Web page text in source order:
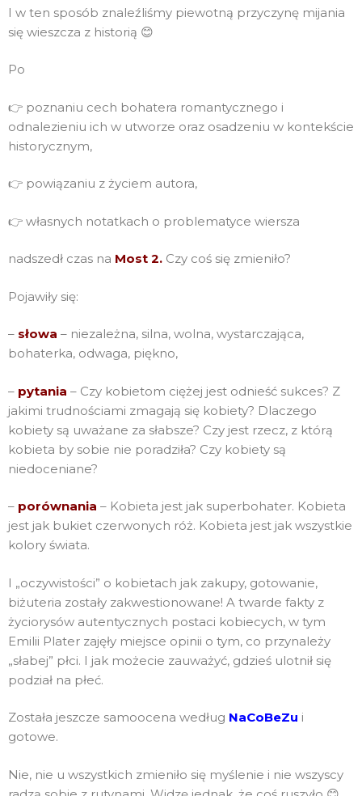
I w ten sposób znaleźliśmy piewotną przyczynę mijania
się wieszcza z historią 😊
Po
👉 poznaniu cech bohatera romantycznego i
odnalezieniu ich w utworze oraz osadzeniu w kontekście
historycznym,
👉 powiązaniu z życiem autora,
👉 własnych notatkach o problematyce wiersza
nadszedł czas na Most 2. Czy coś się zmieniło?
Pojawiły się:
– słowa – niezależna, silna, wolna, wystarczająca,
bohaterka, odwaga, piękno,
– pytania – Czy kobietom ciężej jest odnieść sukces? Z
jakimi trudnościami zmagają się kobiety? Dlaczego
kobiety są uważane za słabsze? Czy jest rzecz, z którą
kobieta by sobie nie poradziła? Czy kobiety są
niedoceniane?
– porównania – Kobieta jest jak superbohater. Kobieta
jest jak bukiet czerwonych róż. Kobieta jest jak wszystkie
kolory świata.
I „oczywistości” o kobietach jak zakupy, gotowanie,
biżuteria zostały zakwestionowane! A twarde fakty z
życiorysów autentycznych postaci kobiecych, w tym
Emilii Plater zajęły miejsce opinii o tym, co przynależy
„słabej” płci. I jak możecie zauważyć, gdzieś ulotnił się
podział na płeć.
Została jeszcze samoocena według NaCoBeZu i
gotowe.
Nie, nie u wszystkich zmieniło się myślenie i nie wszyscy